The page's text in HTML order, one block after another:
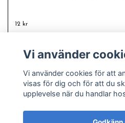
12 kr
Vi använder
Vi använder cookies för att
visas för dig och för att du
upplevelse när du handlar